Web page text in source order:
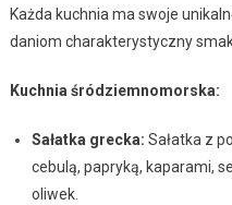
Każda kuchnia ma swoje
daniom charakterystyczny
Kuchnia śródziemnomorska:
Sałatka grecka: Sałatka z
cebulą, papryką, kaparami,
oliwek.